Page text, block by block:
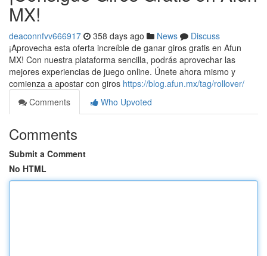
MX!
deaconnfvv666917 358 days ago News
Discuss
¡Aprovecha esta oferta increíble de ganar giros gratis en Afun
MX! Con nuestra plataforma sencilla, podrás aprovechar las
mejores experiencias de juego online. Únete ahora mismo y
comienza a apostar con giros https://blog.afun.mx/tag/rollover/
Comments
Who Upvoted
Comments
Submit a Comment
No HTML